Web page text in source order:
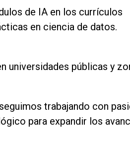
de IA en los currículos
en ciencia de datos.
públicas y
trabajando con
para expandir los